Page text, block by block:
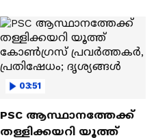
03:51
PSC ആസ്ഥാനത്തേക്ക്
തള്ളിക്കയറി യൂത്ത്